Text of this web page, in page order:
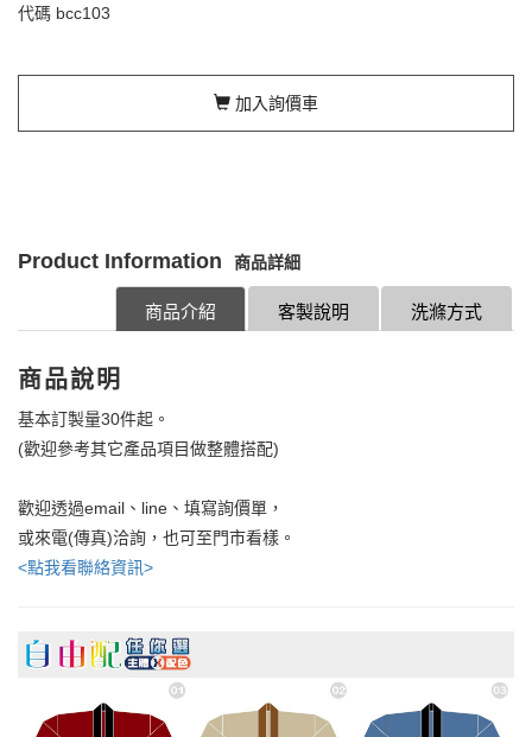
代碼 bcc103
加入詢價車
Product Information 商品詳細
洗滌方式
客製說明
商品介紹
商品說明
基本訂製量30件起。
(歡迎參考其它產品項目做整體搭配)
歡迎透過email、line、填寫詢價單，
或來電(傳真)洽詢，也可至門市看樣。
<點我看聯絡資訊>